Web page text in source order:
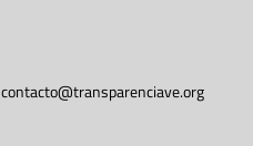
contacto@transparenciave.org